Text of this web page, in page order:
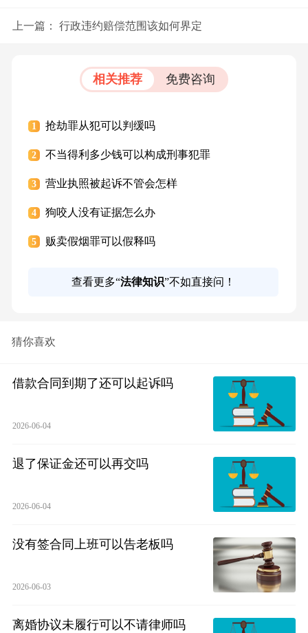
上一篇： 行政违约赔偿范围该如何界定
相关推荐 免费咨询
1 抢劫罪从犯可以判缓吗
2 不当得利多少钱可以构成刑事犯罪
3 营业执照被起诉不管会怎样
4 狗咬人没有证据怎么办
5 贩卖假烟罪可以假释吗
查看更多“法律知识”不如直接问！
猜你喜欢
借款合同到期了还可以起诉吗
2026-06-04
退了保证金还可以再交吗
2026-06-04
没有签合同上班可以告老板吗
2026-06-03
离婚协议未履行可以不请律师吗